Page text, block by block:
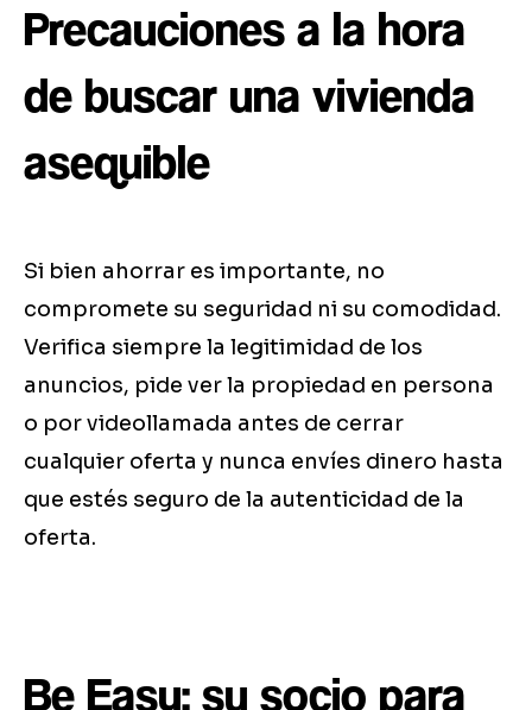
Precauciones a la hora
de buscar una vivienda
asequible
Si bien ahorrar es importante, no
compromete su seguridad ni su comodidad.
Verifica siempre la legitimidad de los
anuncios, pide ver la propiedad en persona
o por videollamada antes de cerrar
cualquier oferta y nunca envíes dinero hasta
que estés seguro de la autenticidad de la
oferta.
Be Easy: su socio para